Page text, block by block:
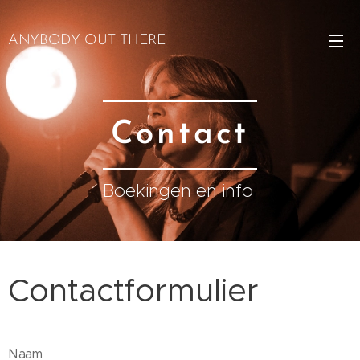
ANYBODY OUT THERE
Contact
Boekingen en info
Contactformulier
Naam